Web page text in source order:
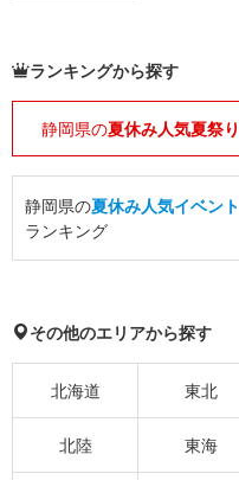
ランキングから探す
静岡県の夏休み人気夏祭り
静岡県の夏休み人気イベント
ランキング
その他のエリアから探す
北海道 東北
北陸 東海